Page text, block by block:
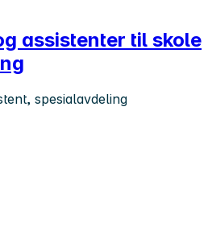
assistenter til skole
spesialavdeling